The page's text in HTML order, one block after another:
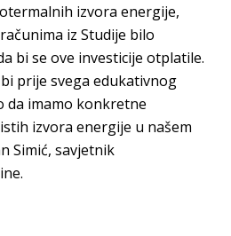
izvora energije,
iz Studije bilo
bi se ove investicije otplatile.
prije svega edukativnog
da imamo konkretne
izvora energije u našem
Simić, savjetnik